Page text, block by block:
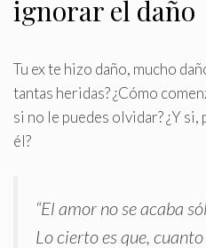
ignorar el daño
Tu ex te hizo daño, mucho
tantas heridas? ¿Cómo
si no le puedes olvidar? ¿Y si,
él?
“El amor no se acaba
Lo cierto es que,